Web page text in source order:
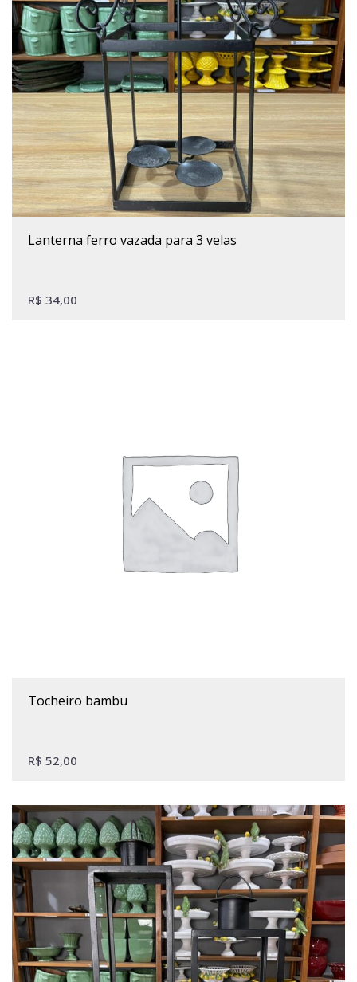
lanterna ferro vazada para 3 velas
R$ 34,00
tocheiro bambu
R$ 52,00